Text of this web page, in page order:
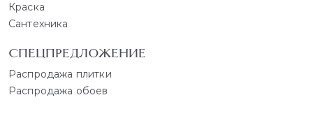
Краска
Сантехника
СПЕЦПРЕДЛОЖЕНИЕ
Распродажа плитки
Распродажа обоев